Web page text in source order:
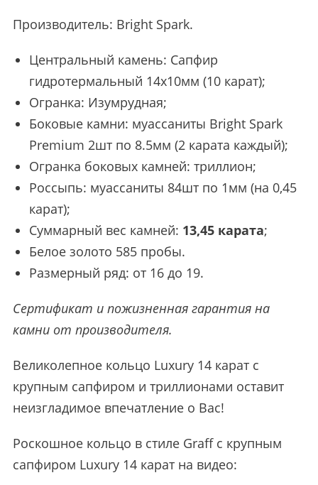
Производитель: Bright Spark.
Центральный камень: Сапфир
гидротермальный 14х10мм (10 карат);
Огранка: Изумрудная;
Боковые камни: муассаниты Bright Spark
Premium 2шт по 8.5мм (2 карата каждый);
Огранка боковых камней: триллион;
Россыпь: муассаниты 84шт по 1мм (на 0,45
карат);
Суммарный вес камней: 13,45 карата;
Белое золото 585 пробы.
Размерный ряд: от 16 до 19.
Сертификат и пожизненная гарантия на
камни от производителя.
Великолепное кольцо Luxury 14 карат с
крупным сапфиром и триллионами оставит
неизгладимое впечатление о Вас!
Роскошное кольцо в стиле Graff с крупным
сапфиром Luxury 14 карат на видео: